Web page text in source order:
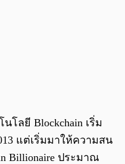
โลยี Blockchain เริ่ม
แต่เริ่มมาให้ความสน
Billionaire ประมาณ